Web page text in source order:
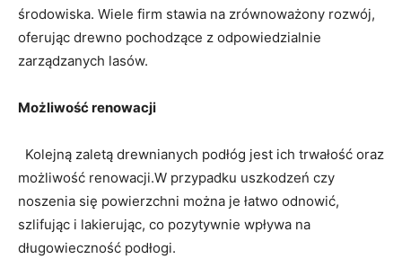
środowiska. Wiele firm⁢ stawia na zrównoważony rozwój,
oferując drewno pochodzące z ‌odpowiedzialnie
zarządzanych lasów.
Możliwość renowacji
⁣ ⁤ ⁣Kolejną zaletą drewnianych podłóg jest​ ich ⁤trwałość oraz
możliwość renowacji.W przypadku uszkodzeń czy
noszenia się⁤ powierzchni można⁤ je​ łatwo ⁣odnowić,
szlifując i lakierując, co pozytywnie wpływa na
⁤długowieczność⁤ podłogi.